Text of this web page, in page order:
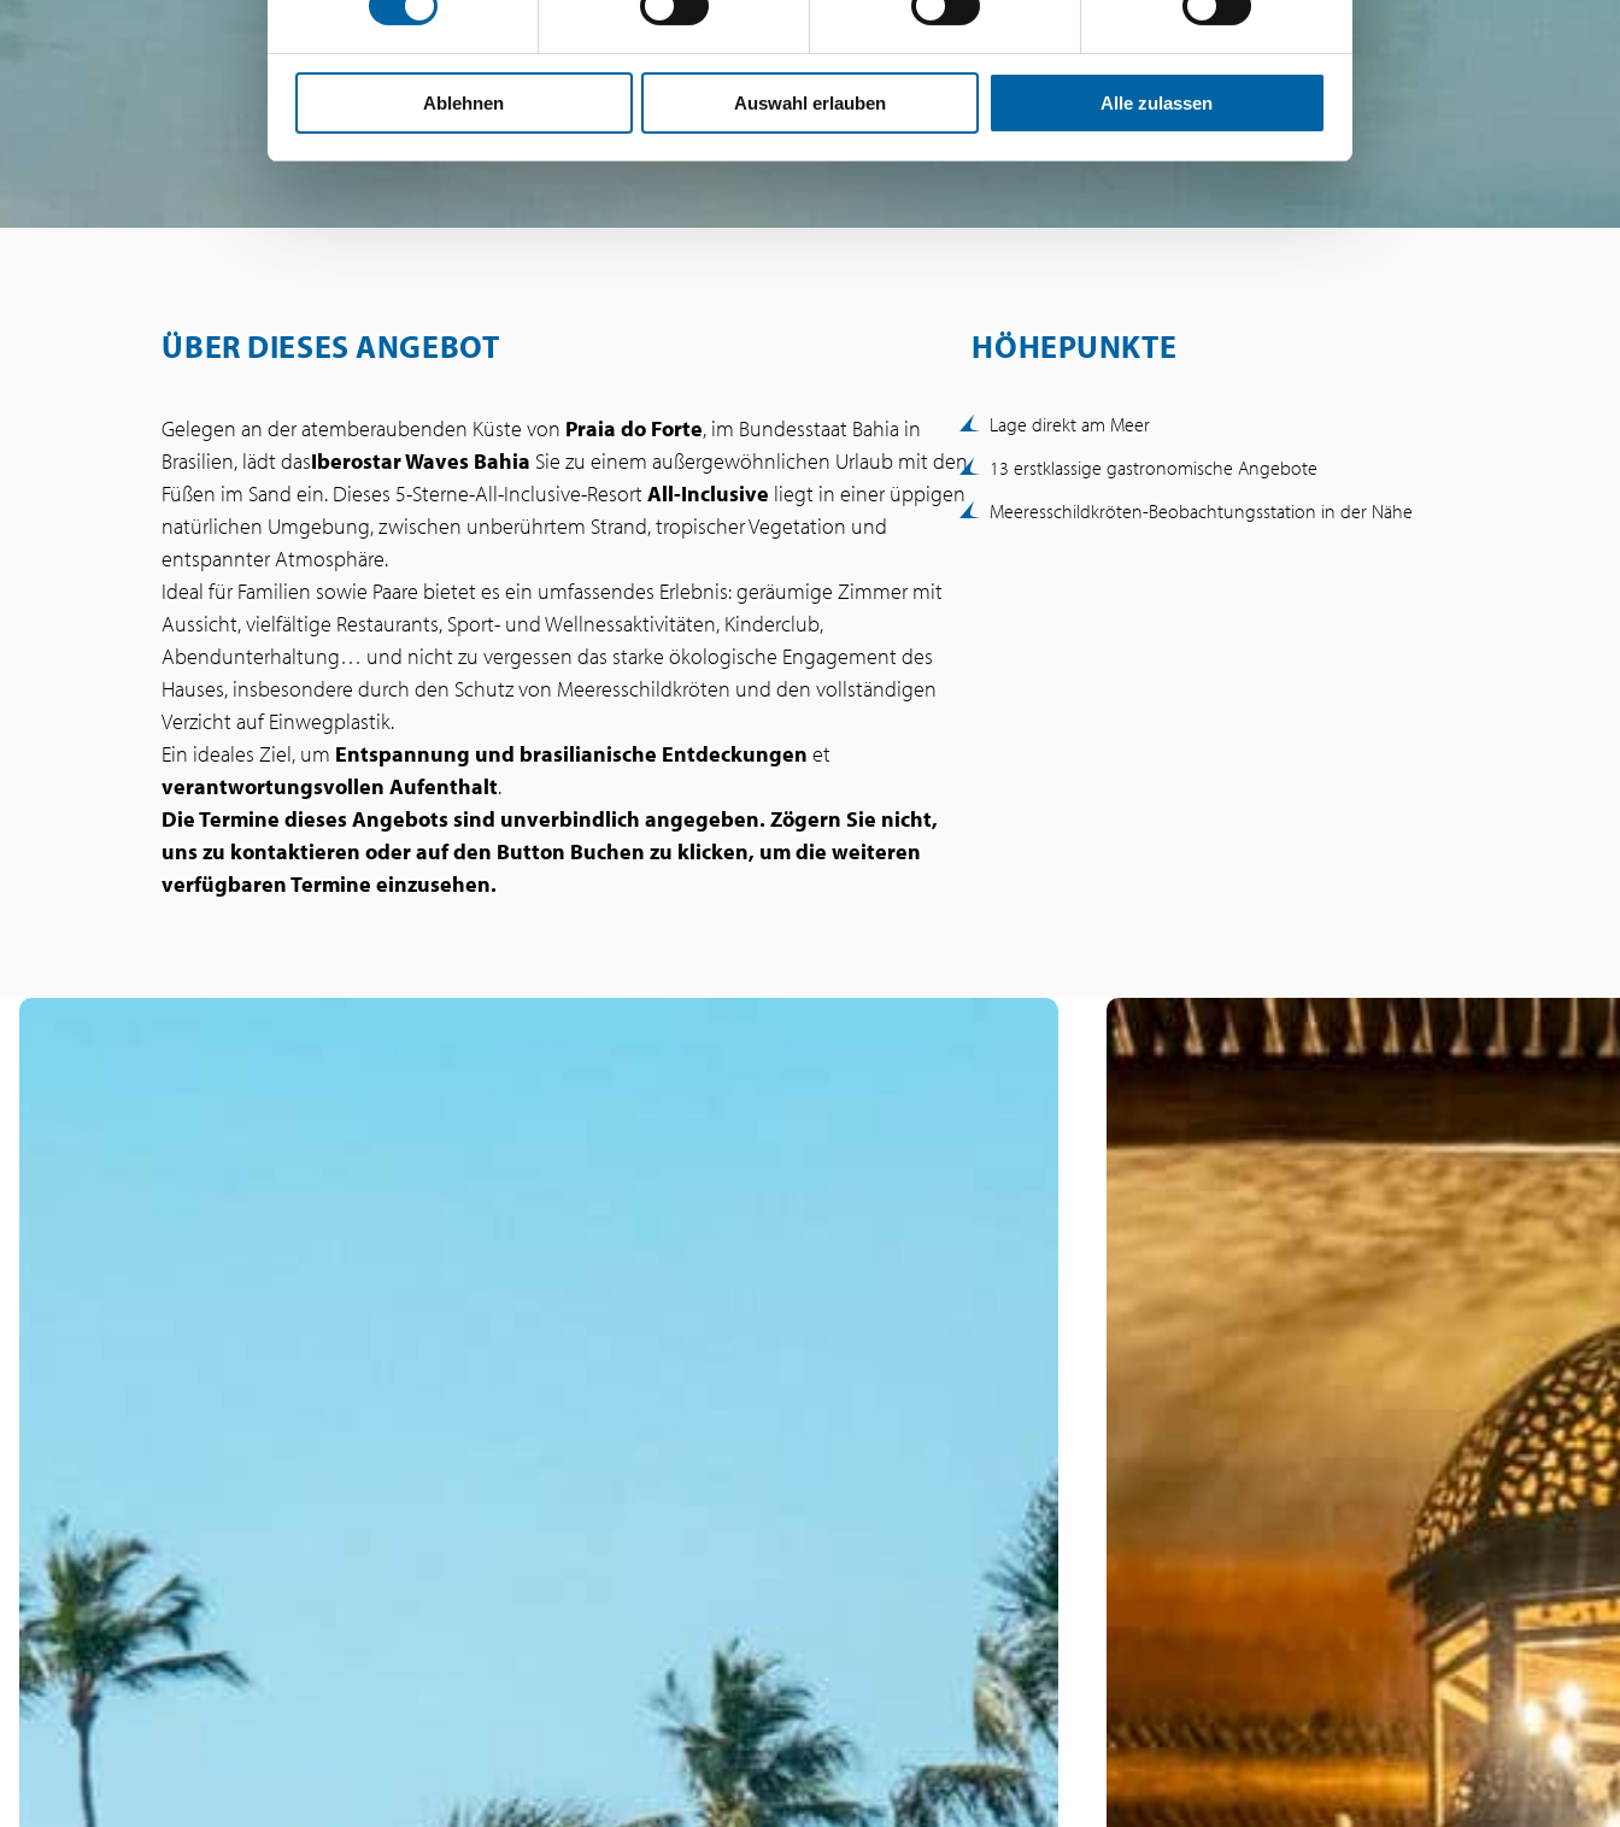
Ablehnen Auswahl erlauben Alle zulassen
ÜBER DIESES ANGEBOT
Gelegen an der atemberaubenden Küste von Praia do Forte, im Bundesstaat Bahia in
Brasilien, lädt dasIberostar Waves Bahia Sie zu einem außergewöhnlichen Urlaub mit den
Füßen im Sand ein. Dieses 5-Sterne-All-Inclusive-ResortAll-Inclusive liegt in einer üppigen
natürlichen Umgebung, zwischen unberührtem Strand, tropischer Vegetation und
entspannter Atmosphäre.
Ideal für Familien sowie Paare bietet es ein umfassendes Erlebnis: geräumige Zimmer mit
Aussicht, vielfältige Restaurants, Sport- und Wellnessaktivitäten, Kinderclub,
Abendunterhaltung… und nicht zu vergessen das starke ökologische Engagement des
Hauses, insbesondere durch den Schutz von Meeresschildkröten und den vollständigen
Verzicht auf Einwegplastik.
Ein ideales Ziel, um Entspannung und brasilianische Entdeckungen et
verantwortungsvollen Aufenthalt.
Die Termine dieses Angebots sind unverbindlich angegeben. Zögern Sie nicht,
uns zu kontaktieren oder auf den Button Buchen zu klicken, um die weiteren
verfügbaren Termine einzusehen.
HÖHEPUNKTE
Lage direkt am Meer
13 erstklassige gastronomische Angebote
Meeresschildkröten-Beobachtungsstation in der Nähe